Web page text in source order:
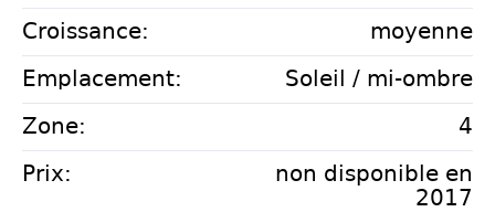
Croissance:
moyenne
Emplacement:
Soleil / mi-ombre
Zone:
4
Prix:
non disponible en
2017